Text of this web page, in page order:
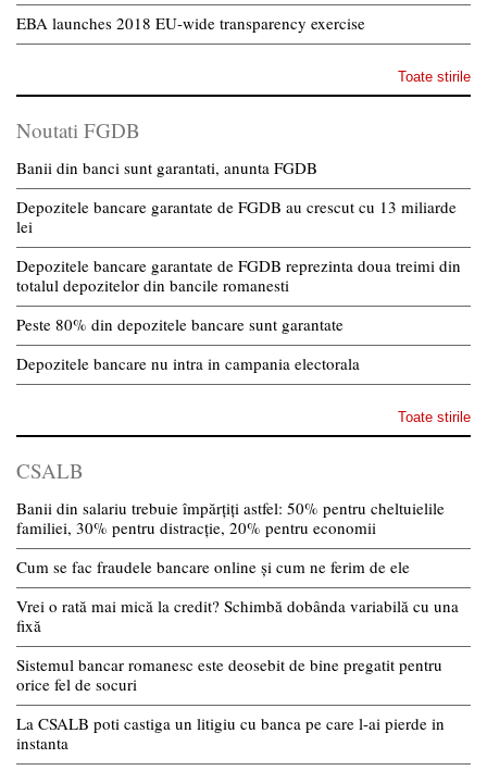
EBA launches 2018 EU-wide transparency exercise
Toate stirile
Noutati FGDB
Banii din banci sunt garantati, anunta FGDB
Depozitele bancare garantate de FGDB au crescut cu 13 miliarde
lei
Depozitele bancare garantate de FGDB reprezinta doua treimi din
totalul depozitelor din bancile romanesti
Peste 80% din depozitele bancare sunt garantate
Depozitele bancare nu intra in campania electorala
Toate stirile
CSALB
Banii din salariu trebuie împărțiți astfel: 50% pentru cheltuielile
familiei, 30% pentru distracție, 20% pentru economii
Cum se fac fraudele bancare online și cum ne ferim de ele
Vrei o rată mai mică la credit? Schimbă dobânda variabilă cu una
fixă
Sistemul bancar romanesc este deosebit de bine pregatit pentru
orice fel de socuri
La CSALB poti castiga un litigiu cu banca pe care l-ai pierde in
instanta